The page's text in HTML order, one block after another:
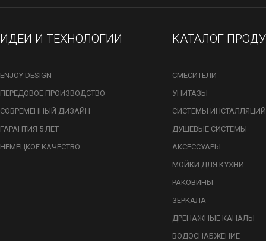
ИДЕИ И ТЕХНОЛОГИИ
ENJOY DESIGN
ПЕРЕДОВОЕ ПРОИЗВОДСТВО
СОВРЕМЕННЫЙ ДИЗАЙН
ГАРАНТИЯ 5 ЛЕТ
НЕМЕЦКОЕ КАЧЕСТВО
КАТАЛОГ
СМЕСИТЕЛИ
УНИТАЗЫ
СИСТЕМЫ ИНСТАЛЛЯЦИЙ
ДУШЕВЫЕ СИСТЕМЫ
АКСЕССУАРЫ
МОЙКИ ДЛЯ КУХНИ
РАКОВИНЫ
ЗЕРКАЛА
ДРЕНАЖНЫЕ КАНАЛЫ
ВОДОСНАБЖЕНИЕ